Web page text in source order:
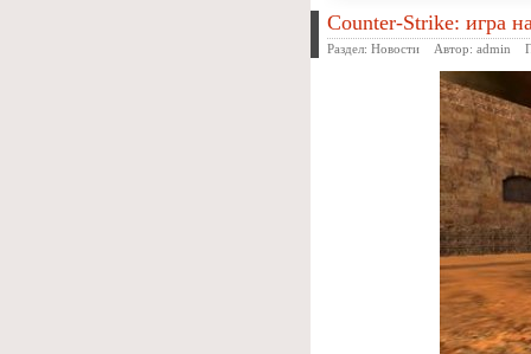
Counter-Strike: игра
Раздел: Новости Автор: admin